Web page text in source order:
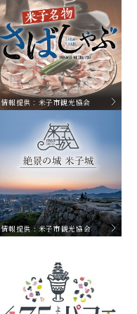
情報提供：米子市観光協会
情報提供 : 米子市観光協会